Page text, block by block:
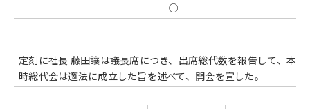
○
定刻に社長 藤田讓は議長席につき、出席総代数を報告して、本日
時総代会は適法に成立した旨を述べて、開会を宣した。